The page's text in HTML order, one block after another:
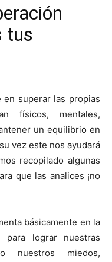
tus
superar las propias
físicos, mentales,
un equilibrio en
vez este nos ayudará
recopilado algunas
que las analices ¡no
básicamente en la
para lograr nuestras
nuestros miedos,